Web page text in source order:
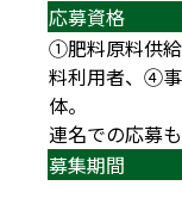
応募資格
①肥料原料供
料利用者、④
体。
連名での応募も
募集期間